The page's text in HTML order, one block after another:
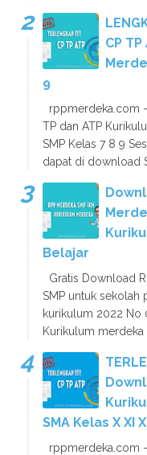
CP
9
rppmerdeka.com
TP dan ATP
SMP Kelas 7 8 9
dapat di download
Belajar
Gratis Download
SMP untuk sekolah
kurikulum 2022 No
Kurikulum merdeka
SMA Kelas X XI
rppmerdeka.com